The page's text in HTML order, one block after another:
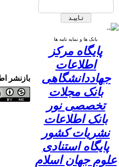
بانک ها و نمایه نامه ها
پایگاه مرکز
اطلاعات
جهاددانشگاهی
بانک مجلات
تخصصی نور
بانک اطلاعات
نشریات کشور
پایگاه استنادی
علوم جهان اسلام
بازنشر